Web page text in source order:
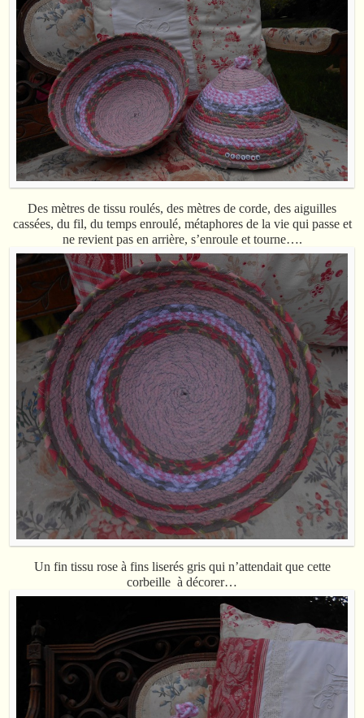
Des mètres de tissu roulés, des mètres de corde, des aiguilles
cassées, du fil, du temps enroulé, métaphores de la vie qui passe et
ne revient pas en arrière, s’enroule et tourne….
Un fin tissu rose à fins liserés gris qui n’attendait que cette
corbeille à décorer…